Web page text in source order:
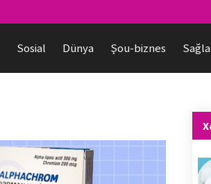
Sosial Dünya Şou-biznes